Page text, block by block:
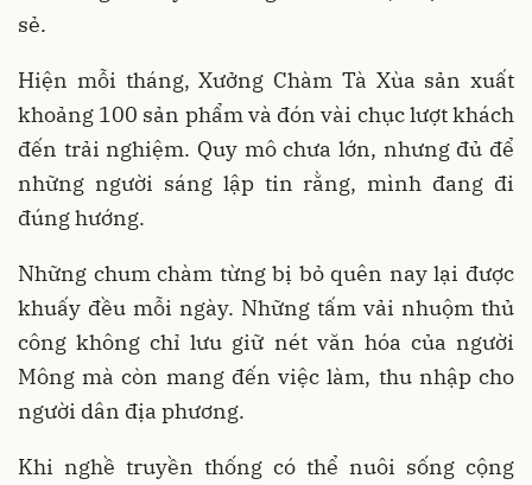
sẻ.
Hiện mỗi tháng, Xưởng Chàm Tà Xùa sản xuất
khoảng 100 sản phẩm và đón vài chục lượt khách
đến trải nghiệm. Quy mô chưa lớn, nhưng đủ để
những người sáng lập tin rằng, mình đang đi
đúng hướng.
Những chum chàm từng bị bỏ quên nay lại được
khuấy đều mỗi ngày. Những tấm vải nhuộm thủ
công không chỉ lưu giữ nét văn hóa của người
Mông mà còn mang đến việc làm, thu nhập cho
người dân địa phương.
Khi nghề truyền thống có thể nuôi sống cộng